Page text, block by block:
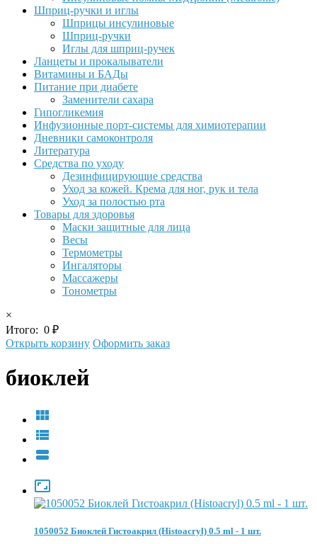
Шприц-ручки и иглы
Шприцы инсулиновые
Шприц-ручки
Иглы для шприц-ручек
Ланцеты и прокалыватели
Витамины и БАДы
Питание при диабете
Заменители сахара
Гипогликемия
Инфузионные порт-системы для химиотерапии
Дневники самоконтроля
Литература
Средства по уходу
Дезинфицирующие средства
Уход за кожей. Крема для ног, рук и тела
Уход за полостью рта
Товары для здоровья
Маски защитные для лица
Весы
Термометры
Ингаляторы
Массажеры
Тонометры
×
Итого: 0 ₽
Открыть корзину Оформить заказ
биоклей




1050052 Биоклей Гистоакрил (Histoacryl) 0.5 ml - 1 шт.